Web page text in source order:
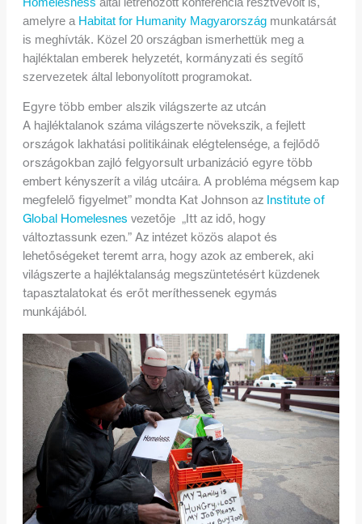
amelyre a Habitat for Humanity Magyarországmunkatársát
is meghívták. Közel 20 országban ismerhettük meg a
hajléktalan emberek helyzetét, kormányzati és segítő
szervezetek által lebonyolított programokat.
Egyre több ember alszik világszerte az utcán
A hajléktalanok száma világszerte növekszik, a fejlett
országok lakhatási politikáinak elégtelensége, a fejlődő
országokban zajló felgyorsult urbanizáció egyre több
embert kényszerít a világ utcáira. A probléma mégsem kap
megfelelő figyelmet” mondta Kat Johnson az Institute of
Global Homelesnes vezetője „Itt az idő, hogy
változtassunk ezen.” Az intézet közös alapot és
lehetőségeket teremt arra, hogy azok az emberek, aki
világszerte a hajléktalanság megszüntetésért küzdenek
tapasztalatokat és erőt meríthessenek egymás
munkájából.